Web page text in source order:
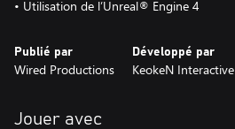
• Utilisation de l’Unreal® Engine 4
Publié par
Wired Productions
Développé par
KeokeN Interactive
Jouer avec